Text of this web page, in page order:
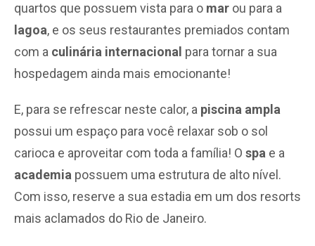
quartos que possuem vista para o mar ou para a
lagoa, e os seus restaurantes premiados contam
com a culinária internacional para tornar a sua
hospedagem ainda mais emocionante!
E, para se refrescar neste calor, a piscina ampla
possui um espaço para você relaxar sob o sol
carioca e aproveitar com toda a família! O spa e a
academia possuem uma estrutura de alto nível.
Com isso, reserve a sua estadia em um dos resorts
mais aclamados do Rio de Janeiro.